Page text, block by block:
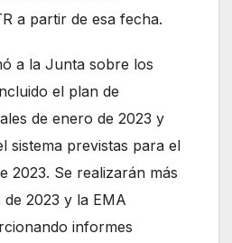
a partir de esa fecha.
a la Junta sobre los
el plan de
de enero de 2023 y
sistema previstas para el
2023. Se realizarán más
2023 y la EMA
informes